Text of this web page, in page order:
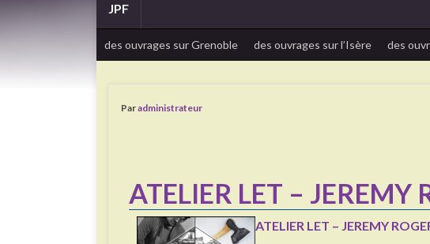
JPF
des ouvrages sur Grenoble des ouvrages sur l’Isère des
Paradministrateur
ATELIER LET – JEREMY
ATELIER LET – JEREMY